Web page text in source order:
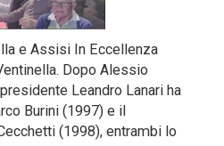
e Assisi In Eccellenza
Dopo Alessio
Leandro Lanari ha
Burini (1997) e il
(1998), entrambi lo